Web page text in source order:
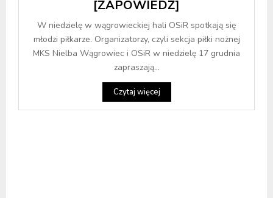
[ZAPOWIEDŹ]
W niedzielę w wągrowieckiej hali OSiR spotkają się
młodzi piłkarze. Organizatorzy, czyli sekcja piłki nożnej
MKS Nielba Wągrowiec i OSiR w niedzielę 17 grudnia
zapraszają...
Czytaj więcej